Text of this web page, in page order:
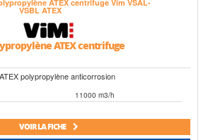
ATEX centrifuge
polypropylène anticorrosion
11000 m3/h
VOIR LA FICHE